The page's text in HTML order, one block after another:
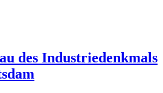
des Industriedenkmals